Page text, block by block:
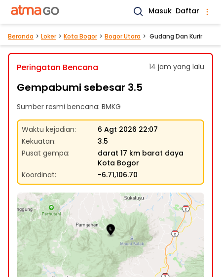
Masuk Daftar
Beranda Loker Kota Bogor Bogor Utara Gudang Dan Kurir
Peringatan Bencana 14 jam yang lalu
Gempabumi sebesar 3.5
Sumber resmi bencana: BMKG
Waktu kejadian:
6 Agt 2026 22:07
Kekuatan:
3.5
Pusat gempa:
darat 17 km barat daya
Kota Bogor
Koordinat: -6.71,106.70